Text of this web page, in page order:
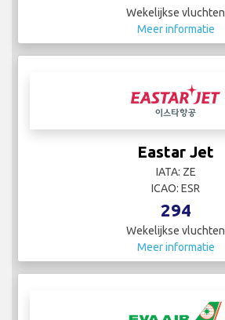
Wekelijkse vluchten
Meer informatie
Eastar Jet
IATA: ZE
ICAO: ESR
294
Wekelijkse vluchten
Meer informatie